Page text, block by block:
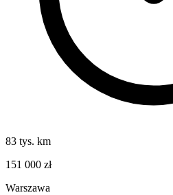
83 tys. km
151 000 zł
Warszawa